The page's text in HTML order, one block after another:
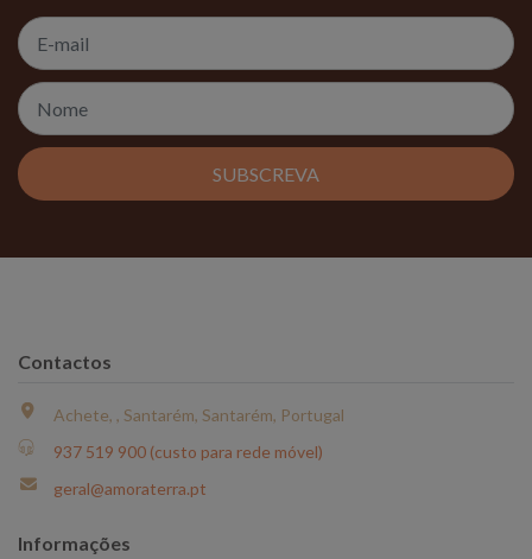
SUBSCREVA
Contactos
Achete, , Santarém, Santarém, Portugal
937 519 900 (custo para rede móvel)
geral@amoraterra.pt
Informações